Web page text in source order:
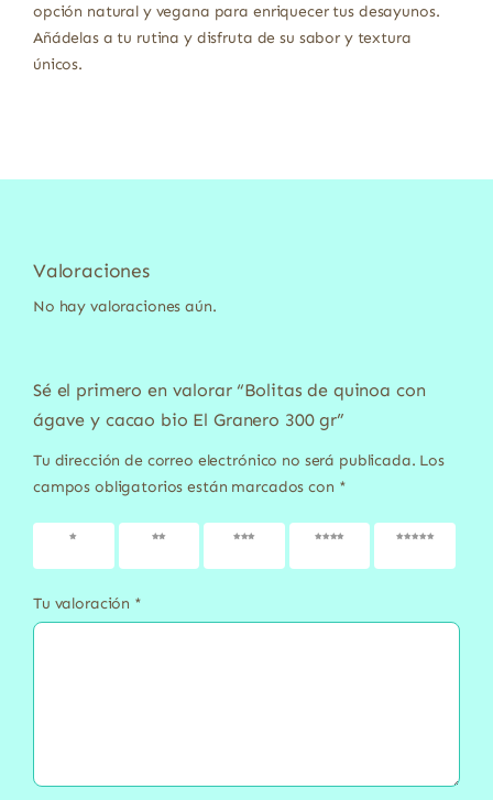
opción natural y vegana para enriquecer tus desayunos.
Añádelas a tu rutina y disfruta de su sabor y textura
únicos.
Valoraciones
No hay valoraciones aún.
Sé el primero en valorar “Bolitas de quinoa con
ágave y cacao bio El Granero 300 gr”
Tu dirección de correo electrónico no será publicada. Los
campos obligatorios están marcados con *
1 de 5
2 de 5
3 de 5
4 de 5
5 de 5
Tu valoración *